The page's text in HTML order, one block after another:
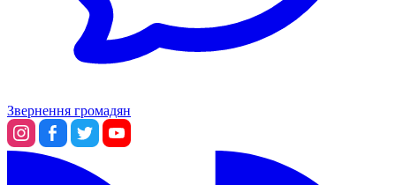
Звернення громадян